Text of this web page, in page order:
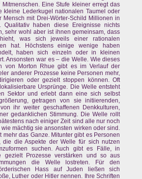
Mitmenschen. Eine Stufe kleiner erregt das
kleine Lederkugel nationalen Taumel oder
Mensch mit Drei-Wörter-Schild Millionen in
Qualitativ haben diese Ereignisse nichts
sehr wohl aber ist ihnen gemeinsam, dass
was sich jeweils einer rationalen
hat. Höchstens einige wenige haben
haben sich einzeln oder in kleinen
Ansonsten war es – die Welle. Wie dieses
von Morton Rhue gibt es im Verlauf der
anderer Prozesse keine Personen mehr,
oder gezielt stoppen können. Oft
Ursprünge. Die Welle entsteht
Sektor und erlebt dann eine sich selbst
getragen von sie initiierenden,
ihr weiter geschaffenen Denkkulturen,
gedanklichen Stimmung. Die Welle rollt
nach einiger Zeit sind alle nur noch
mächtig sie ansonsten wirken oder sind.
mehr das Ganze. Mitunter gibt es Personen
die die Aspekte der Welle für sich nutzen
suchen. Auch gibt es Fälle, in
gezielt Prozesse verstärken und so aus
die Welle lostreten. Für den
Hass auf Juden ließen sich
Luther oder Hitler nennen. Ihre Schriften